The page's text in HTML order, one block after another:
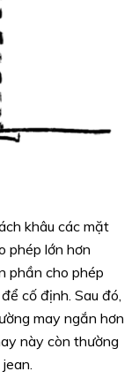
khâu các mặt
phép lớn hơn
phần cho phép
cố định. Sau đó,
may ngắn hơn
này còn thường